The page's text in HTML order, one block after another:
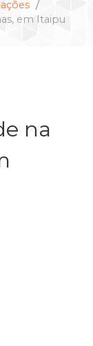
em Itaipu
na